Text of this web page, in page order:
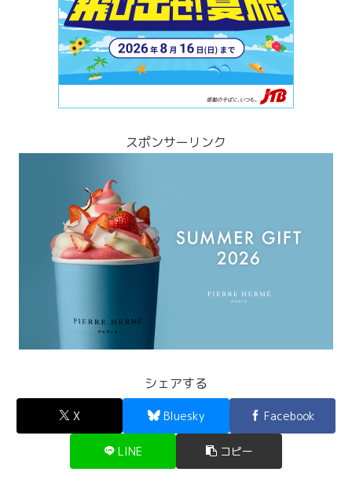
スポンサーリンク
シェアする
X Bluesky Facebook
LINE コピー